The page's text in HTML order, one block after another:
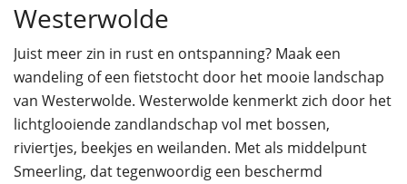
Westerwolde
Juist meer zin in rust en ontspanning? Maak een
wandeling of een fietstocht door het mooie landschap
van Westerwolde. Westerwolde kenmerkt zich door het
lichtglooiende zandlandschap vol met bossen,
riviertjes, beekjes en weilanden. Met als middelpunt
Smeerling, dat tegenwoordig een beschermd